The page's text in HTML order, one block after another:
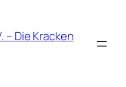
– Die Kracken